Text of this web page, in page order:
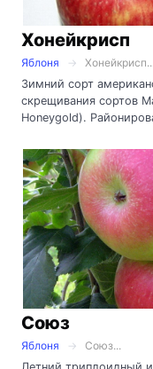
Хонейкрисп
Яблоня
Зимний сорт
скрещивания сортов
Honeygold).
Союз
Яблоня
Союз...